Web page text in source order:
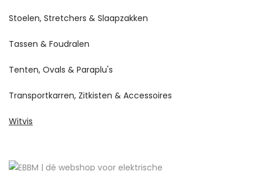
Stoelen, Stretchers & Slaapzakken
Tassen & Foudralen
Tenten, Ovals & Paraplu's
Transportkarren, Zitkisten & Accessoires
Witvis